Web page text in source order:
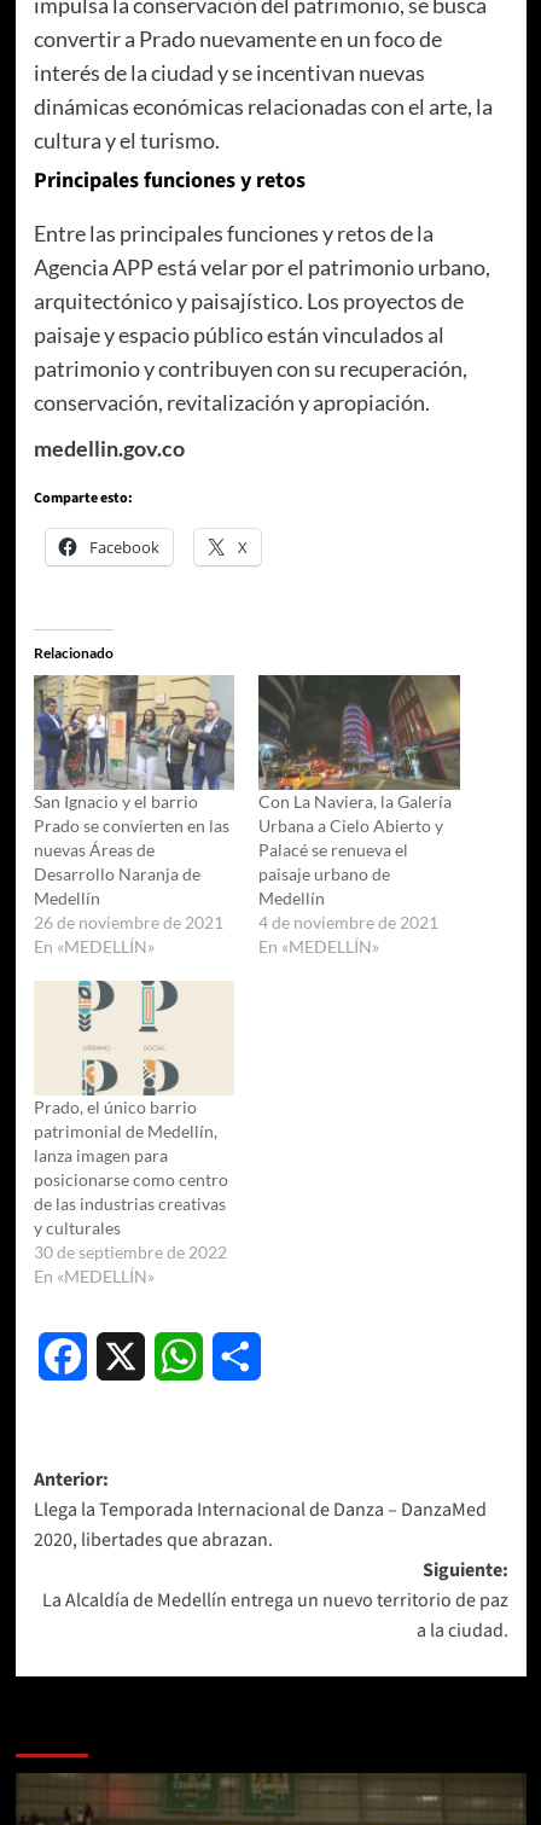
convertir a Prado nuevamente en un foco de
interés de la ciudad y se incentivan nuevas
dinámicas económicas relacionadas con el arte, la
cultura y el turismo.
Principales funciones y retos
Entre las principales funciones y retos de la
Agencia APP está velar por el patrimonio urbano,
arquitectónico y paisajístico. Los proyectos de
paisaje y espacio público están vinculados al
patrimonio y contribuyen con su recuperación,
conservación, revitalización y apropiación.
medellin.gov.co
Comparte esto:
Facebook X
Relacionado
San Ignacio y el barrio
Prado se convierten en las
nuevas Áreas de
Desarrollo Naranja de
Medellín
26 de noviembre de 2021
En «MEDELLÍN»
Con La Naviera, la Galería
Urbana a Cielo Abierto y
Palacé se renueva el
paisaje urbano de
Medellín
4 de noviembre de 2021
En «MEDELLÍN»
Prado, el único barrio
patrimonial de Medellín,
lanza imagen para
posicionarse como centro
de las industrias creativas
y culturales
30 de septiembre de 2022
En «MEDELLÍN»
Facebook WhatsApp
Navegación
de
entradas
Anterior:
Llega la Temporada Internacional de Danza – DanzaMed
2020, libertades que abrazan.
Siguiente:
La Alcaldía de Medellín entrega un nuevo territorio de paz
a la ciudad.